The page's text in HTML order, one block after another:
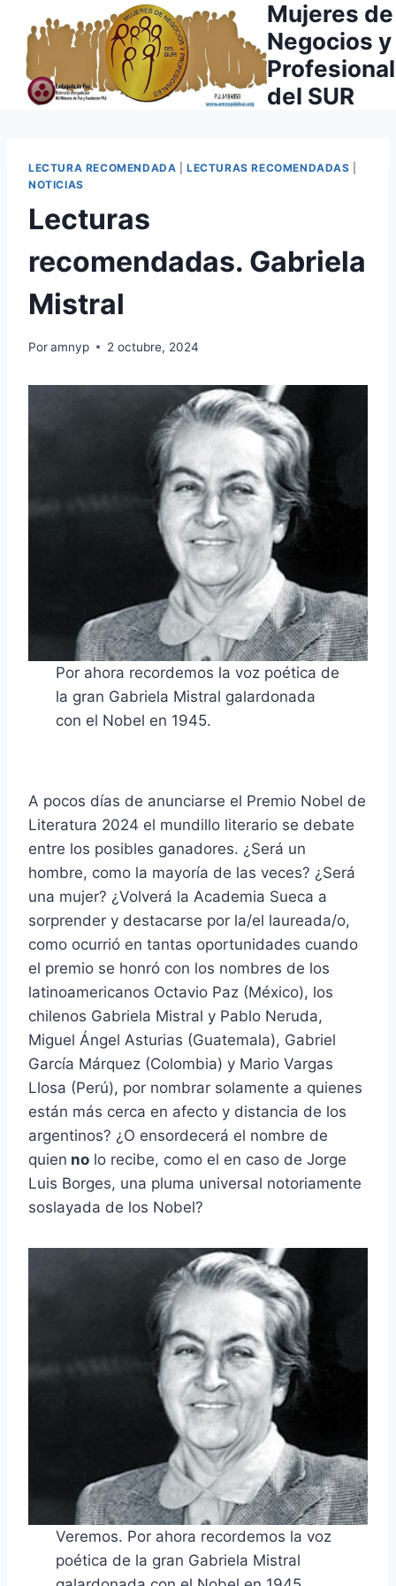
contenido
Mujeres de
Negocios y
del SUR
LECTURA RECOMENDADA |LECTURAS RECOMENDADAS
NOTICIAS
Lecturas
recomendadas. Gabriela
Mistral
Poramnyp 2 octubre, 2024
Por ahora recordemos la voz poética de
la gran Gabriela Mistral galardonada
con el Nobel en 1945.
A pocos días de anunciarse el Premio Nobel de
Literatura 2024 el mundillo literario se debate
entre los posibles ganadores. ¿Será un
hombre, como la mayoría de las veces? ¿Será
una mujer? ¿Volverá la Academia Sueca a
sorprender y destacarse por la/el laureada/o,
como ocurrió en tantas oportunidades cuando
el premio se honró con los nombres de los
latinoamericanos Octavio Paz (México), los
chilenos Gabriela Mistral y Pablo Neruda,
Miguel Ángel Asturias (Guatemala), Gabriel
García Márquez (Colombia) y Mario Vargas
Llosa (Perú), por nombrar solamente a quienes
están más cerca en afecto y distancia de los
argentinos? ¿O ensordecerá el nombre de
quien no lo recibe, como el en caso de Jorge
Luis Borges, una pluma universal notoriamente
soslayada de los Nobel?
Veremos. Por ahora recordemos la voz
poética de la gran Gabriela Mistral